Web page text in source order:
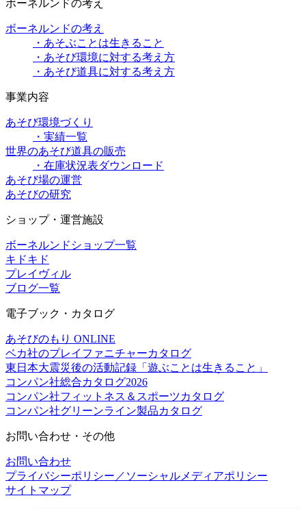
ボーネルンドの考え
ボーネルンドの考え
・あそぶことは生きること
・あそび環境に対する考え方
・あそび道具に対する考え方
事業内容
あそび環境づくり
・実績一覧
世界のあそび道具の販売
・在庫状況表ダウンロード
あそび場の運営
あそびの研究
ショップ・運営施設
ボーネルンドショップ一覧
キドキド
プレイヴィル
ブログ一覧
電子ブック・カタログ
あそびのもり ONLINE
ベカ社のプレイファニチャーカタログ
東日本大震災後の活動記録「遊ぶことは生きること」
コンパン社総合カタログ2026
コンパン社フィットネス＆スポーツカタログ
コンパン社グリーンライン製品カタログ
お問い合わせ・その他
お問い合わせ
プライバシーポリシー／ソーシャルメディアポリシー
サイトマップ